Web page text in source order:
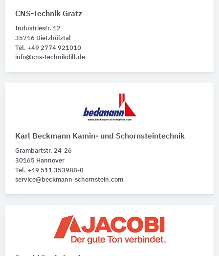
CNS-Technik Gratz
Industriestr. 12
35716 Dietzhölztal
Tel. +49 2774 921010
info@cns-technikdill.de
Karl Beckmann Kamin- und Schornsteintechnik
Grambartstr. 24-26
30165 Hannover
Tel. +49 511 353988-0
service@beckmann-schornstein.com